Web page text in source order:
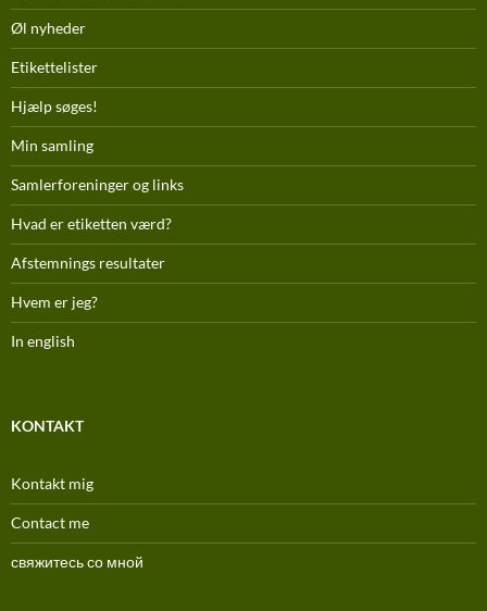
Øl nyheder
Etikettelister
Hjælp søges!
Min samling
Samlerforeninger og links
Hvad er etiketten værd?
Afstemnings resultater
Hvem er jeg?
In english
KONTAKT
Kontakt mig
Contact me
свяжитесь со мной